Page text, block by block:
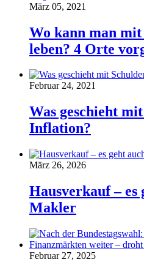
März 05, 2021
Wo kann man
leben? 4 Orte
Februar 24, 2021
Was geschieht
Inflation?
März 26, 2026
Hausverkauf – es
Makler
Februar 27, 2025